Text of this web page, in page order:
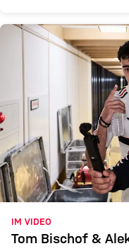
IM VIDEO
Tom Bischof &